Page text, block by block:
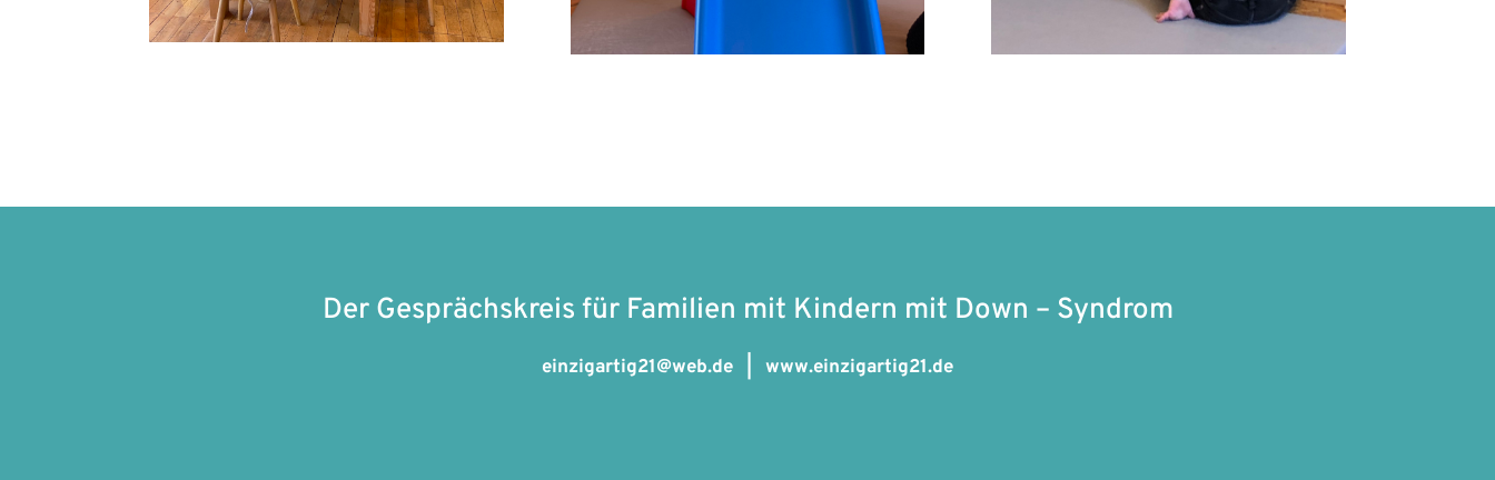
Der Gesprächskreis für Familien mit Kindern mit Down – Syndrom
einzigartig21@web.de | www.einzigartig21.de